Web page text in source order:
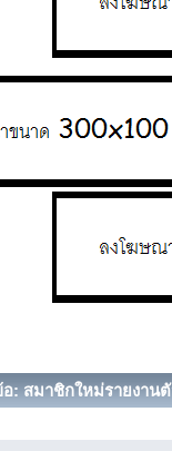
: สมาชิกใหม่รายงาน